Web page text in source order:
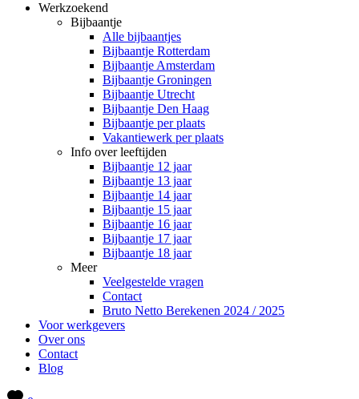
Werkzoekend
Bijbaantje
Alle bijbaantjes
Bijbaantje Rotterdam
Bijbaantje Amsterdam
Bijbaantje Groningen
Bijbaantje Utrecht
Bijbaantje Den Haag
Bijbaantje per plaats
Vakantiewerk per plaats
Info over leeftijden
Bijbaantje 12 jaar
Bijbaantje 13 jaar
Bijbaantje 14 jaar
Bijbaantje 15 jaar
Bijbaantje 16 jaar
Bijbaantje 17 jaar
Bijbaantje 18 jaar
Meer
Veelgestelde vragen
Contact
Bruto Netto Berekenen 2024 / 2025
Voor werkgevers
Over ons
Contact
Blog